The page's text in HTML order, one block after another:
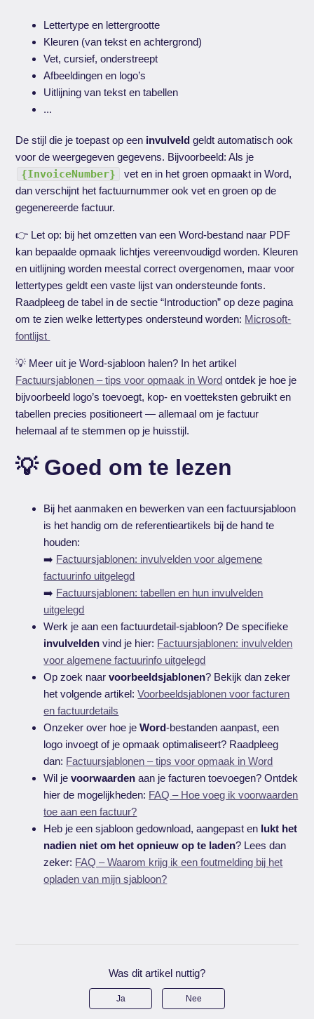
Lettertype en lettergrootte
Kleuren (van tekst en achtergrond)
Vet, cursief, onderstreept
Afbeeldingen en logo’s
Uitlijning van tekst en tabellen
...
De stijl die je toepast op een invulveld geldt automatisch ook
voor de weergegeven gegevens. Bijvoorbeeld: Als je
{InvoiceNumber}
vet en in het groen opmaakt in Word,
dan verschijnt het factuurnummer ook vet en groen op de
gegenereerde factuur.
👉 Let op: bij het omzetten van een Word-bestand naar PDF
kan bepaalde opmaak lichtjes vereenvoudigd worden. Kleuren
en uitlijning worden meestal correct overgenomen, maar voor
lettertypes geldt een vaste lijst van ondersteunde fonts.
Raadpleeg de tabel in de sectie “Introduction” op deze pagina
om te zien welke lettertypes ondersteund worden: Microsoft-
fontlijst
💡 Meer uit je Word-sjabloon halen? In het artikel
Factuursjablonen – tips voor opmaak in Word ontdek je hoe je
bijvoorbeeld logo’s toevoegt, kop- en voetteksten gebruikt en
tabellen precies positioneert — allemaal om je factuur
helemaal af te stemmen op je huisstijl.
💡 Goed om te lezen
Bij het aanmaken en bewerken van een factuursjabloon
is het handig om de referentieartikels bij de hand te
houden:
➡️ Factuursjablonen: invulvelden voor algemene
factuurinfo uitgelegd
➡️ Factuursjablonen: tabellen en hun invulvelden
uitgelegd
Werk je aan een factuurdetail-sjabloon? De specifieke
invulveldenvind je hier: Factuursjablonen: invulvelden
voor algemene factuurinfo uitgelegd
Op zoek naarvoorbeeldsjablonen? Bekijk dan zeker
het volgende artikel:Voorbeeldsjablonen voor facturen
en factuurdetails
Onzeker over hoe jeWord-bestanden aanpast, een
logo invoegt of je opmaak optimaliseert? Raadpleeg
dan: Factuursjablonen – tips voor opmaak in Word
Wil jevoorwaardenaan je facturen toevoegen? Ontdek
hier de mogelijkheden: FAQ – Hoe voeg ik voorwaarden
toe aan een factuur?
Heb je een sjabloon gedownload, aangepast en lukt het
nadien niet om het opnieuw op te laden? Lees dan
zeker: FAQ – Waarom krijg ik een foutmelding bij het
opladen van mijn sjabloon?
Was dit artikel nuttig?
Ja Nee